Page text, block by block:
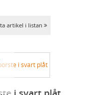
artikel i listan